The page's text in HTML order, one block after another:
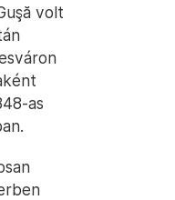
volt
as